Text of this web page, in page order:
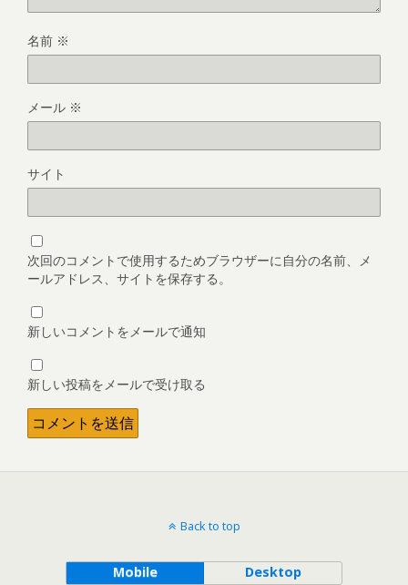
名前 ※
メール ※
サイト
次回のコメントで使用するためブラウザーに自分の名前、メ
ールアドレス、サイトを保存する。
新しいコメントをメールで通知
新しい投稿をメールで受け取る
Back to top
Mobile Desktop